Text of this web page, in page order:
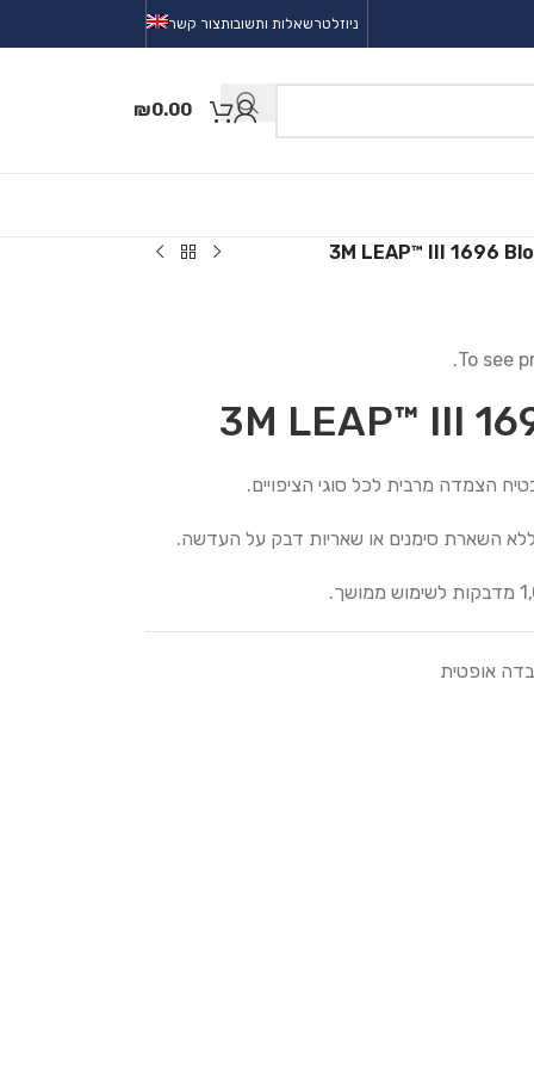
ניוזלטרשאלות ותשובותצור קשר
₪0.00
3M LEAP™ III 1696
To see
3M LEAP™ III
הצמדה מרבית לכל סוגי הציפויים.
השארת סימנים או שאריות דבק על העדשה.
אופטית